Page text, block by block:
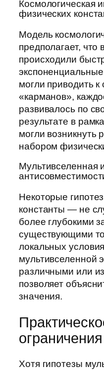
Космологическая
физических
Модель
предполагает,
происходили
могли приводить
«карманов»,
развивалось по
результате в
могли возникнуть
набором
Мультивселенная
Некоторые
константы — не
более глубокими
существующими
локальных
мультивселенной
различными или
позволяет
значения.
Хотя гипотезы